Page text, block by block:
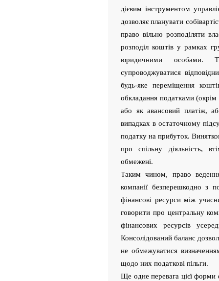
дієвим інструментом
дозволяє планувати
право вільно розподіляти
розподіл коштів у рамках
юридичними особами.
супроводжуватися
будь-яке переміщення
обкладання податками (окрім
або як авансовий платіж,
випадках в остаточному
податку на прибуток.
про спільну діяльність,
обмежені.
Таким чином, право
компанії безперешкодно з
фінансові ресурси між
говорити про центральну
фінансових ресурсів
Консолідований баланс
не обмежуватися
щодо них податкові пільги.
Ще одне перевага цієї форми